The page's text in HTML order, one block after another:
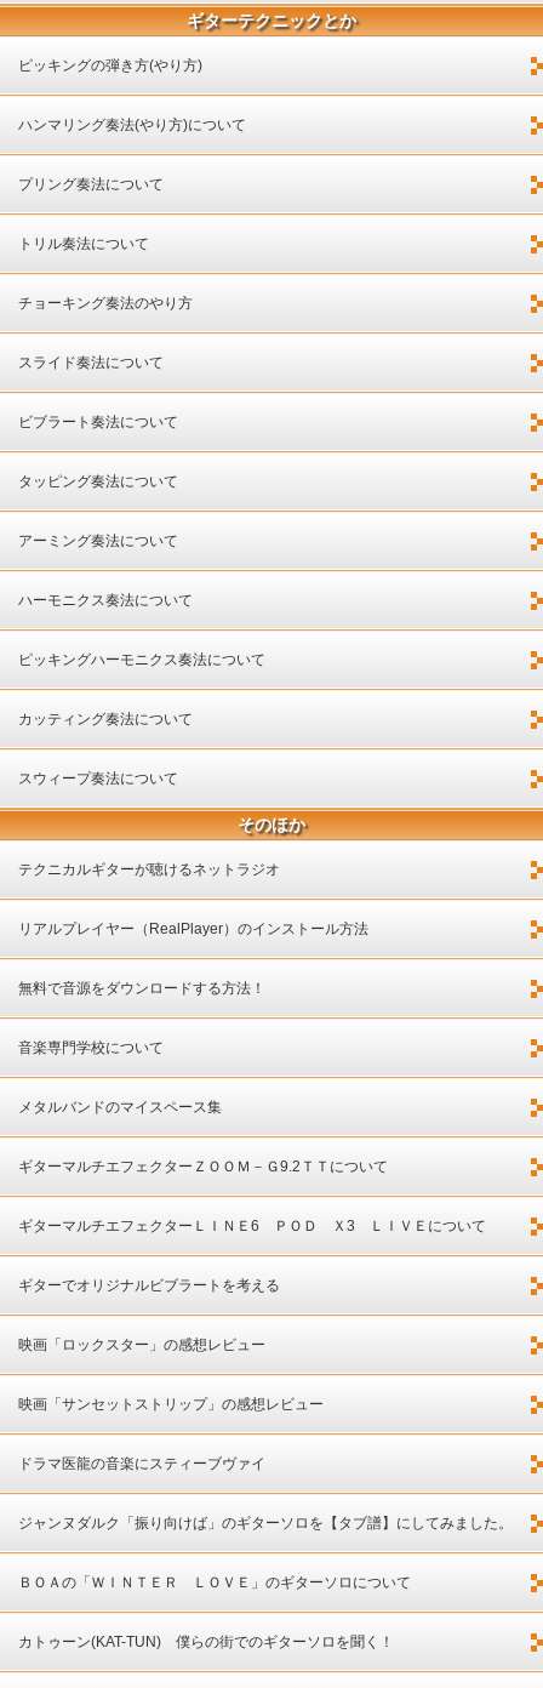
ギターテクニックとか
ピッキングの弾き方(やり方)
ハンマリング奏法(やり方)について
プリング奏法について
トリル奏法について
チョーキング奏法のやり方
スライド奏法について
ビブラート奏法について
タッピング奏法について
アーミング奏法について
ハーモニクス奏法について
ピッキングハーモニクス奏法について
カッティング奏法について
スウィープ奏法について
そのほか
テクニカルギターが聴けるネットラジオ
リアルプレイヤー（RealPlayer）のインストール方法
無料で音源をダウンロードする方法！
音楽専門学校について
メタルバンドのマイスペース集
ギターマルチエフェクターＺＯＯＭ－Ｇ9.2ＴＴについて
ギターマルチエフェクターＬＩＮＥ6 ＰＯＤ Ｘ3 ＬＩＶＥについて
ギターでオリジナルビブラートを考える
映画「ロックスター」の感想レビュー
映画「サンセットストリップ」の感想レビュー
ドラマ医龍の音楽にスティーブヴァイ
ジャンヌダルク「振り向けば」のギターソロを【タブ譜】にしてみました。
ＢＯＡの「ＷＩＮＴＥＲ ＬＯＶＥ」のギターソロについて
カトゥーン(KAT-TUN) 僕らの街でのギターソロを聞く！